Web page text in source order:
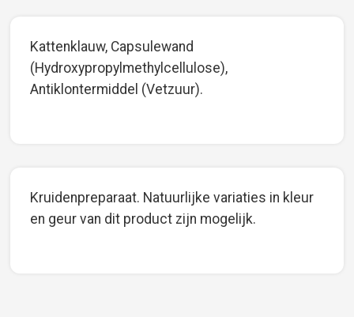
Kattenklauw, Capsulewand
(Hydroxypropylmethylcellulose),
Antiklontermiddel (Vetzuur).
Kruidenpreparaat. Natuurlijke variaties in kleur
en geur van dit product zijn mogelijk.